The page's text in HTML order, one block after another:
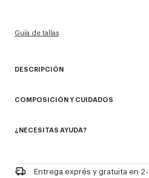
Guía de tallas
DESCRIPCIÓN
Punto jersey ligero y suave.
COMPOSICIÓN Y CUIDADOS
100% cotton
Planchar a baja temperatura
¿NECESITAS AYUDA?
Entrega exprés y gratuita en